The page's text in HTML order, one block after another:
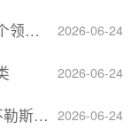
2026-06-24
阶段”
2026-06-24
2026-06-24
行官